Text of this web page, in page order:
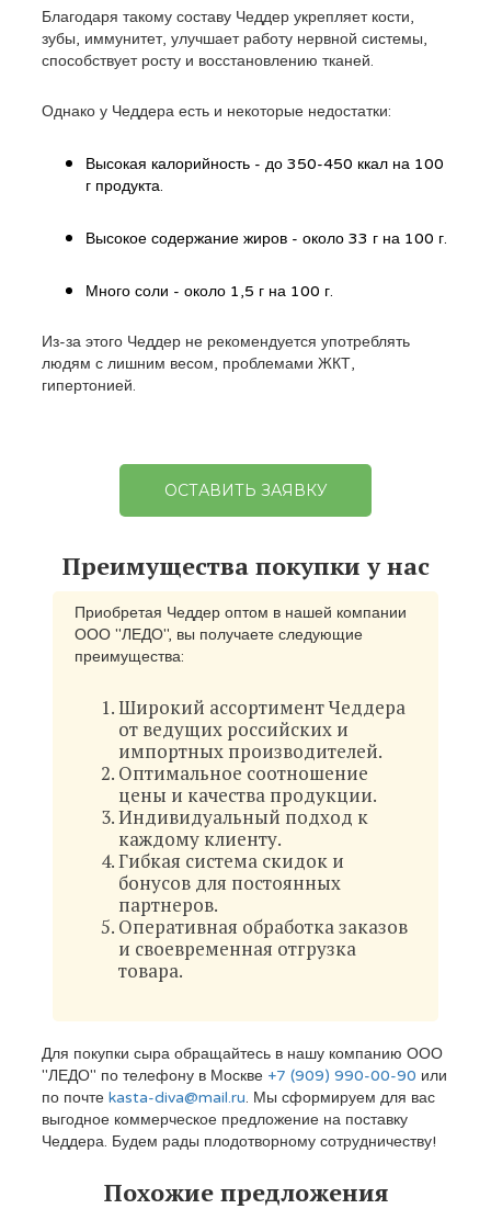
Благодаря такому составу Чеддер укрепляет кости,
зубы, иммунитет, улучшает работу нервной системы,
способствует росту и восстановлению тканей.
Однако у Чеддера есть и некоторые недостатки:
Высокая калорийность - до 350-450 ккал на 100
г продукта.
Высокое содержание жиров - около 33 г на 100 г.
Много соли - около 1,5 г на 100 г.
Из-за этого Чеддер не рекомендуется употреблять
людям с лишним весом, проблемами ЖКТ,
гипертонией.
ОСТАВИТЬ ЗАЯВКУ
Преимущества покупки у нас
Приобретая Чеддер оптом в нашей компании
ООО "ЛЕДО", вы получаете следующие
преимущества:
Широкий ассортимент Чеддера
от ведущих российских и
импортных производителей.
Оптимальное соотношение
цены и качества продукции.
Индивидуальный подход к
каждому клиенту.
Гибкая система скидок и
бонусов для постоянных
партнеров.
Оперативная обработка заказов
и своевременная отгрузка
товара.
Для покупки сыра обращайтесь в нашу компанию ООО
"ЛЕДО" по телефону в Москве +7 (909) 990-00-90 или
по почте kasta-diva@mail.ru. Мы сформируем для вас
выгодное коммерческое предложение на поставку
Чеддера. Будем рады плодотворному сотрудничеству!
Похожие предложения